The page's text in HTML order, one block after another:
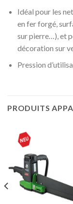
Idéal pour les
en fer forgé,
sur pierre…), et
décoration sur
Pression
PRODUITS